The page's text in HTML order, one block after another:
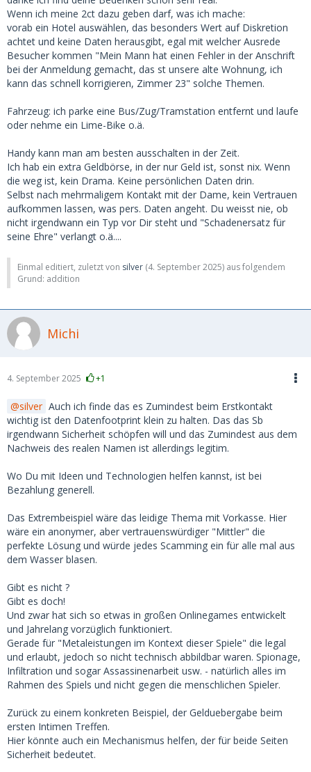
abholen. Und da bedarf es ein bisschen Planung, sodass die
Dame nicht direkt neben mir steht. Letztlich bleibt mein
Name dennoch unwiderbringlich mit dem Datum und der
Zimmernummer in den Büchern des Hotels verknüpft.
Ich geb auch nie meinen echten Namen an.
Und seinen Ausweis muss man nicht vorzeigen!
Sorgen macht mir auch, wo ich mein Fahrzeug parke. Auch
hier gibt es eine eindeutige Kennung, die im worst-case auf
Und dann die kleinen Unachtsamkeiten, Handybildschirm
nicht gesperrt, Portmonaie offen liegen lassen, etc.
Also nicht falsch verstehen, ich schlafe nachts gut, auch mit
einer "fremden" Frau neben mir. Aber die Gefahren lauern
meiner Meinung nach im direkten Kontakt.
Wenn ich meine 2ct dazu geben darf, was ich mache:
vorab ein Hotel auswählen, das besonders Wert auf Diskretion
achtet und keine Daten herausgibt, egal mit welcher Ausrede
Besucher kommen "Mein Mann hat einen Fehler in der Anschrift
bei der Anmeldung gemacht, das st unsere alte Wohnung, ich
kann das schnell korrigieren, Zimmer 23" solche Themen.
Fahrzeug: ich parke eine Bus/Zug/Tramstation entfernt und laufe
oder nehme ein Lime-Bike o.ä.
Handy kann man am besten ausschalten in der Zeit.
Ich hab ein extra Geldbörse, in der nur Geld ist, sonst nix. Wenn
die weg ist, kein Drama. Keine persönlichen Daten drin.
Selbst nach mehrmaligem Kontakt mit der Dame, kein Vertrauen
aufkommen lassen, was pers. Daten angeht. Du weisst nie, ob
nicht irgendwann ein Typ vor Dir steht und "Schadenersatz für
seine Ehre" verlangt o.ä....
Einmal editiert, zuletzt von silver (4. September 2025) aus folgendem
Grund: addition
Michi
4. September 2025 +1
silver Auch ich finde das es Zumindest beim Erstkontakt
wichtig ist den Datenfootprint klein zu halten. Das das Sb
irgendwann Sicherheit schöpfen will und das Zumindest aus dem
Nachweis des realen Namen ist allerdings legitim.
Wo Du mit Ideen und Technologien helfen kannst, ist bei
Bezahlung generell.
Das Extrembeispiel wäre das leidige Thema mit Vorkasse. Hier
wäre ein anonymer, aber vertrauenswürdiger "Mittler" die
perfekte Lösung und würde jedes Scamming ein für alle mal aus
dem Wasser blasen.
Gibt es nicht ?
Gibt es doch!
Und zwar hat sich so etwas in großen Onlinegames entwickelt
und Jahrelang vorzüglich funktioniert.
Gerade für "Metaleistungen im Kontext dieser Spiele" die legal
und erlaubt, jedoch so nicht technisch abbildbar waren. Spionage,
Infiltration und sogar Assassinenarbeit usw. - natürlich alles im
Rahmen des Spiels und nicht gegen die menschlichen Spieler.
Zurück zu einem konkreten Beispiel, der Gelduebergabe beim
ersten Intimen Treffen.
Hier könnte auch ein Mechanismus helfen, der für beide Seiten
Sicherheit bedeutet.